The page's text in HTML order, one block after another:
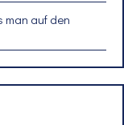
man auf den